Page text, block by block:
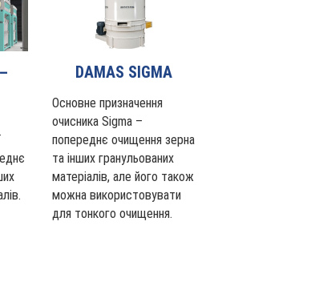
DAMAS SIGMA
Основне призначення
очисника Sigma –
попереднє очищення зерна
та інших гранульованих
матеріалів, але його також
можна використовувати
для тонкого очищення.